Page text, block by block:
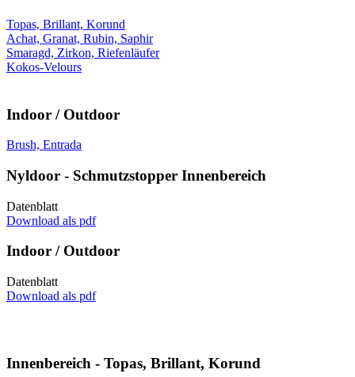
Topas, Brillant, Korund
Achat, Granat, Rubin, Saphir
Smaragd, Zirkon, Riefenläufer
Kokos-Velours
Indoor / Outdoor
Brush, Entrada
Nyldoor - Schmutzstopper Innenbereich
Datenblatt
Download als pdf
Indoor / Outdoor
Datenblatt
Download als pdf
Innenbereich - Topas, Brillant, Korund